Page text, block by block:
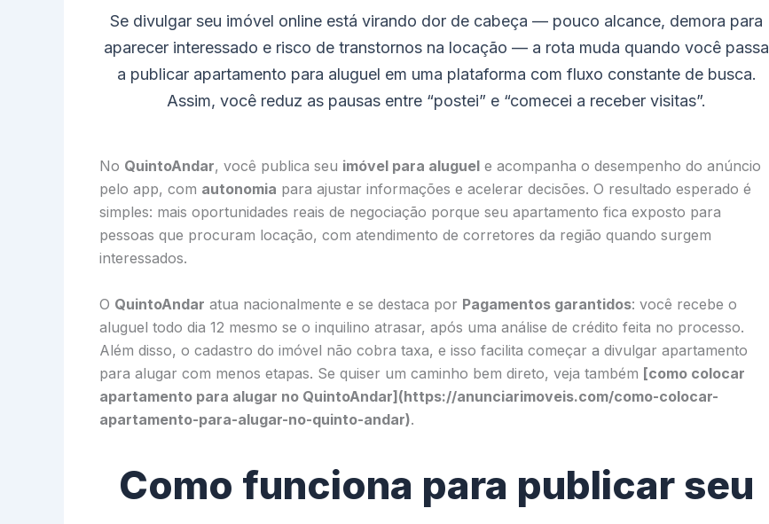
Se divulgar seu imóvel online está virando dor de cabeça — pouco alcance, demora para
aparecer interessado e risco de transtornos na locação — a rota muda quando você passa
a publicar apartamento para aluguel em uma plataforma com fluxo constante de busca.
Assim, você reduz as pausas entre “postei” e “comecei a receber visitas”.
No QuintoAndar, você publica seu imóvel para aluguel e acompanha o desempenho do anúncio
pelo app, com autonomia para ajustar informações e acelerar decisões. O resultado esperado é
simples: mais oportunidades reais de negociação porque seu apartamento fica exposto para
pessoas que procuram locação, com atendimento de corretores da região quando surgem
interessados.
O QuintoAndar atua nacionalmente e se destaca por Pagamentos garantidos: você recebe o
aluguel todo dia 12 mesmo se o inquilino atrasar, após uma análise de crédito feita no processo.
Além disso, o cadastro do imóvel não cobra taxa, e isso facilita começar a divulgar apartamento
para alugar com menos etapas. Se quiser um caminho bem direto, veja também [como colocar
apartamento para alugar no QuintoAndar](https://anunciarimoveis.com/como-colocar-
apartamento-para-alugar-no-quinto-andar).
Como funciona para publicar seu